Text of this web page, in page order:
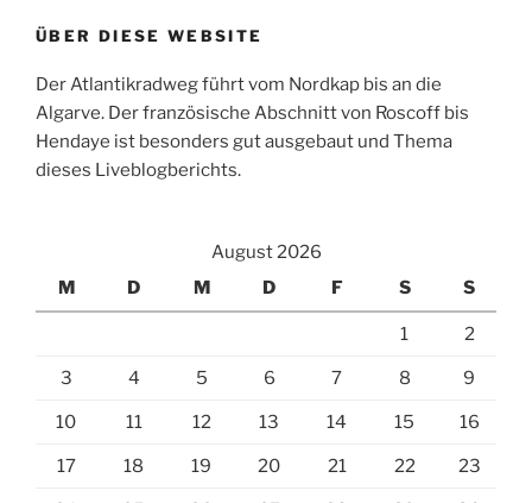
ÜBER DIESE WEBSITE
Der Atlantikradweg führt vom Nordkap bis an die
Algarve. Der französische Abschnitt von Roscoff bis
Hendaye ist besonders gut ausgebaut und Thema
dieses Liveblogberichts.
August 2026
M
D M D F S S
1 2
3 4 5 6 7 8 9
10 11 12 13 14 15 16
17 18 19 20 21 22 23